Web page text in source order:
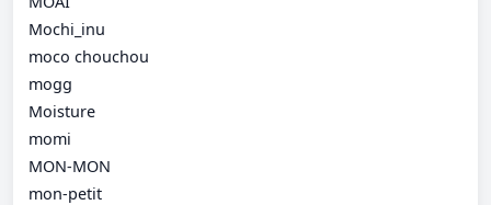
Mochi_inu
moco chouchou
mogg
Moisture
momi
MON-MON
mon-petit